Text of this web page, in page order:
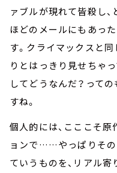
ァブルが現れて皆殺し
ほどのメールにもあっ
す。クライマックスと
りとはっきり見せちゃ
してどうなんだ？って
すね。
個人的には、こここそ原
ョンで……やっぱりその
ていうものを、リアル寄